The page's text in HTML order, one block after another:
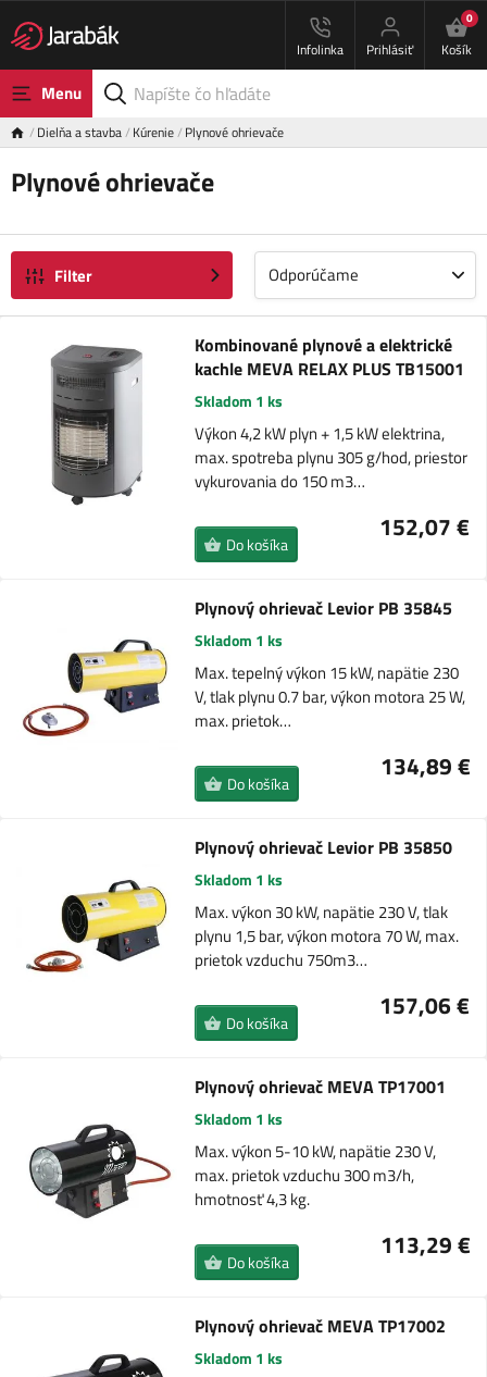
Infolinka Prihlásiť
0
Košík
Menu
Dielňa a stavba Kúrenie Plynové ohrievače
Plynové ohrievače
Filter Odporúčame
Kombinované plynové a elektrické
kachle MEVA RELAX PLUS TB15001
Skladom 1 ks
Výkon 4,2 kW plyn + 1,5 kW elektrina,
max. spotreba plynu 305 g/hod, priestor
vykurovania do 150 m3…
152,07 €
Do košíka
Plynový ohrievač Levior PB 35845
Skladom 1 ks
Max. tepelný výkon 15 kW, napätie 230
V, tlak plynu 0.7 bar, výkon motora 25 W,
max. prietok…
134,89 €
Do košíka
Plynový ohrievač Levior PB 35850
Skladom 1 ks
Max. výkon 30 kW, napätie 230 V, tlak
plynu 1,5 bar, výkon motora 70 W, max.
prietok vzduchu 750m3…
157,06 €
Do košíka
Plynový ohrievač MEVA TP17001
Skladom 1 ks
Max. výkon 5-10 kW, napätie 230 V,
max. prietok vzduchu 300 m3/h,
hmotnosť 4,3 kg.
113,29 €
Do košíka
Plynový ohrievač MEVA TP17002
Skladom 1 ks